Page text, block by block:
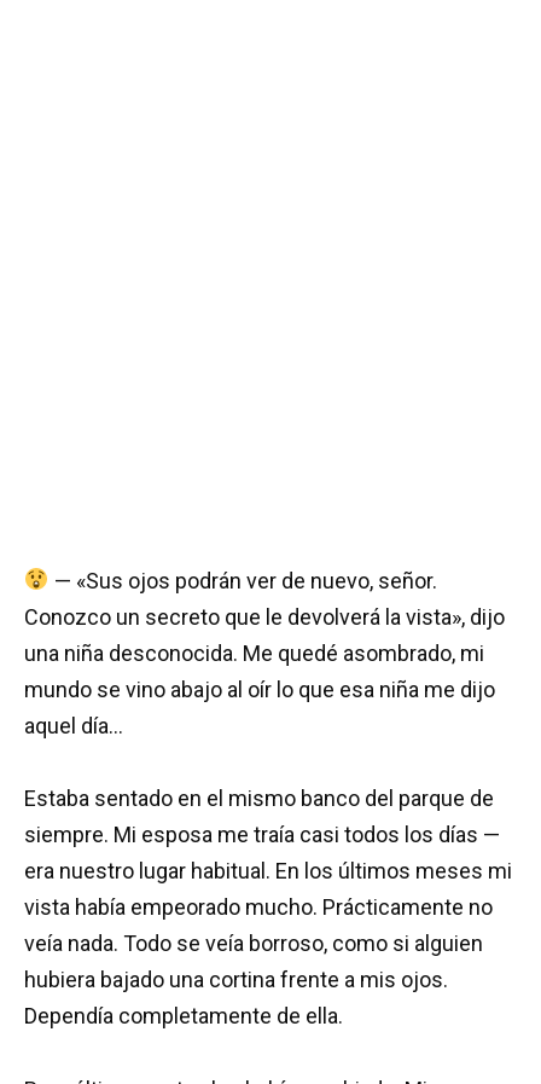
— «Sus ojos podrán ver de nuevo, señor.
Conozco un secreto que le devolverá la vista», dijo
una niña desconocida. Me quedé asombrado, mi
mundo se vino abajo al oír lo que esa niña me dijo
aquel día…
Estaba sentado en el mismo banco del parque de
siempre. Mi esposa me traía casi todos los días —
era nuestro lugar habitual. En los últimos meses mi
vista había empeorado mucho. Prácticamente no
veía nada. Todo se veía borroso, como si alguien
hubiera bajado una cortina frente a mis ojos.
Dependía completamente de ella.